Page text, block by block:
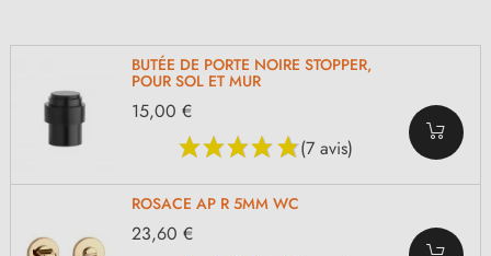
BUTÉE DE PORTE NOIRE STOPPER,
POUR SOL ET MUR
(7 avis)
15,00 €
ROSACE AP R 5MM WC
23,60 €